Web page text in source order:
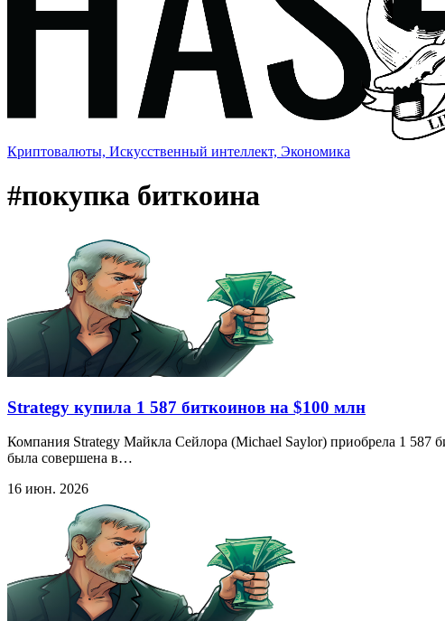
Криптовалюты, Искусственный интеллект, Экономика
#покупка биткоина
Strategy купила 1 587 биткоинов на $100 млн
Компания Strategy Майкла Сейлора (Michael Saylor) приобрела 1 587
была совершена в…
16 июн. 2026